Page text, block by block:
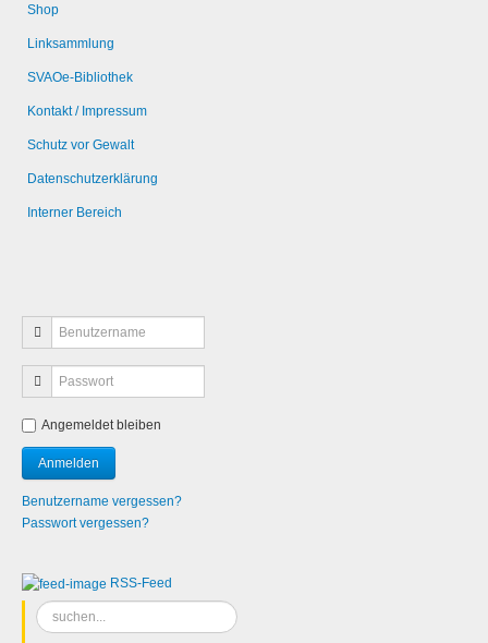
Shop
Linksammlung
SVAOe-Bibliothek
Kontakt / Impressum
Schutz vor Gewalt
Datenschutzerklärung
Interner Bereich
Angemeldet bleiben
Benutzername vergessen?
Passwort vergessen?
RSS-Feed
Suchen
...